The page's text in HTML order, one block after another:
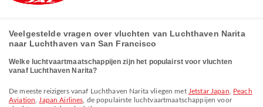
Veelgestelde vragen over vluchten van Luchthaven Narita
naar Luchthaven van San Francisco
Welke luchtvaartmaatschappijen zijn het populairst voor vluchten
vanaf Luchthaven Narita?
De meeste reizigers vanaf Luchthaven Narita vliegen met Jetstar Japan
Peach
Aviation
Japan Airlines , de populairste luchtvaartmaatschappijen voor